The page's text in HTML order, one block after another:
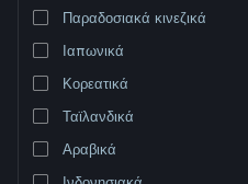
Αλλαγή γλώσσας
Προβολή ιστοσελίδας για
Παραδοσιακά κινεζικά
Ιαπωνικά
Κορεατικά
Ταϊλανδικά
Αραβικά
0 αποτελέσματα ταιριάζουν με την
αποτελέσματα αποκλείστηκαν βάσει